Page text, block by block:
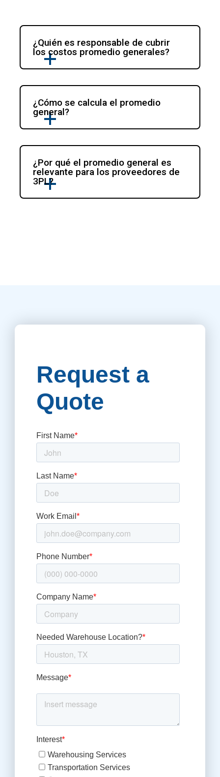
¿Quién es responsable de cubrir
los costos promedio generales?
¿Cómo se calcula el promedio
general?
¿Por qué el promedio general es
relevante para los proveedores de
3PL?